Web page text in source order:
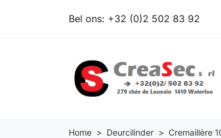
Bel ons: +32 (0)2 502 83 92
Home Deurcilinder Cremaillère